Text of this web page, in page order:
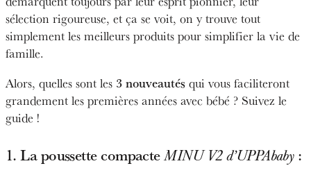
sélection rigoureuse, et ça se voit, on y trouve tout
simplement les meilleurs produits pour simplifier la vie de
famille.
Alors, quelles sont les 3 nouveautés qui vous faciliteront
grandement les premières années avec bébé ? Suivez le
guide !
1. La poussette compacteMINU V2 d’UPPAbaby: